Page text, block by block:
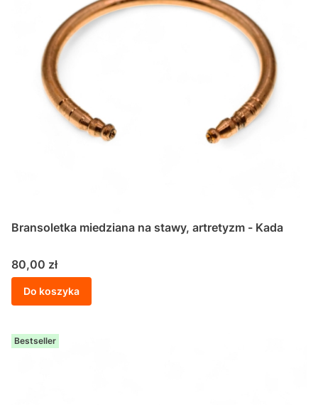
Bransoletka miedziana na stawy, artretyzm - Kada
Cena
80,00 zł
Do koszyka
Bestseller